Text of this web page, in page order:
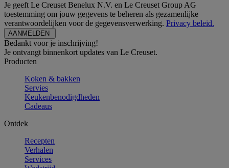
Je geeft Le Creuset Benelux N.V. en Le Creuset Group AG
toestemming om jouw gegevens te beheren als gezamenlijke
verantwoordelijken voor de gegevensverwerking. Privacy beleid.
Bedankt voor je inschrijving!
Je ontvangt binnenkort updates van Le Creuset.
Producten
Koken & bakken
Servies
Keukenbenodigdheden
Cadeaus
Ontdek
Recepten
Verhalen
Services